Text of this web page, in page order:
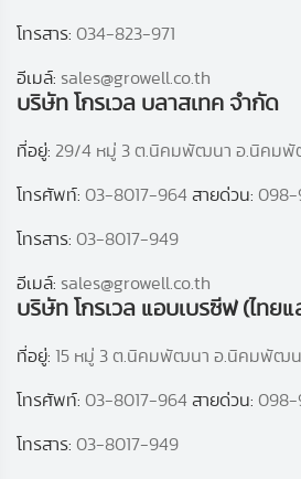
โทรสาร: 034-823-971
อีเมล์: sales@growell.co.th
บริษัท โกรเวล บลาสเทค จำกัด
ที่อยู่: 29/4 หมู่ 3 ต.นิคมพัฒนา อ.นิคมพัฒ
โทรศัพท์: 03-8017-964 สายด่วน: 098-
โทรสาร: 03-8017-949
อีเมล์: sales@growell.co.th
บริษัท โกรเวล แอบเบรซีฟ (ไทย
ที่อยู่: 15 หมู่ 3 ต.นิคมพัฒนา อ.นิคมพัฒนา
โทรศัพท์: 03-8017-964 สายด่วน: 098-
โทรสาร: 03-8017-949